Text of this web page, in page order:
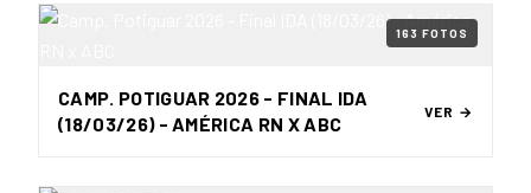
163 FOTOS
CAMP. POTIGUAR 2026 - FINAL IDA
(18/03/26) - AMÉRICA RN X ABC
VER →